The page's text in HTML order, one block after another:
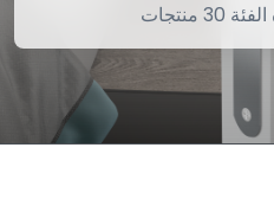
منتجات